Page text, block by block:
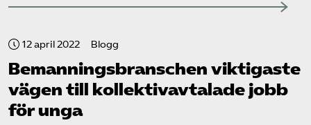
12 april 2022 Blogg
Bemannings­branschen viktigaste
vägen till kollektiv­avtalade jobb
för unga